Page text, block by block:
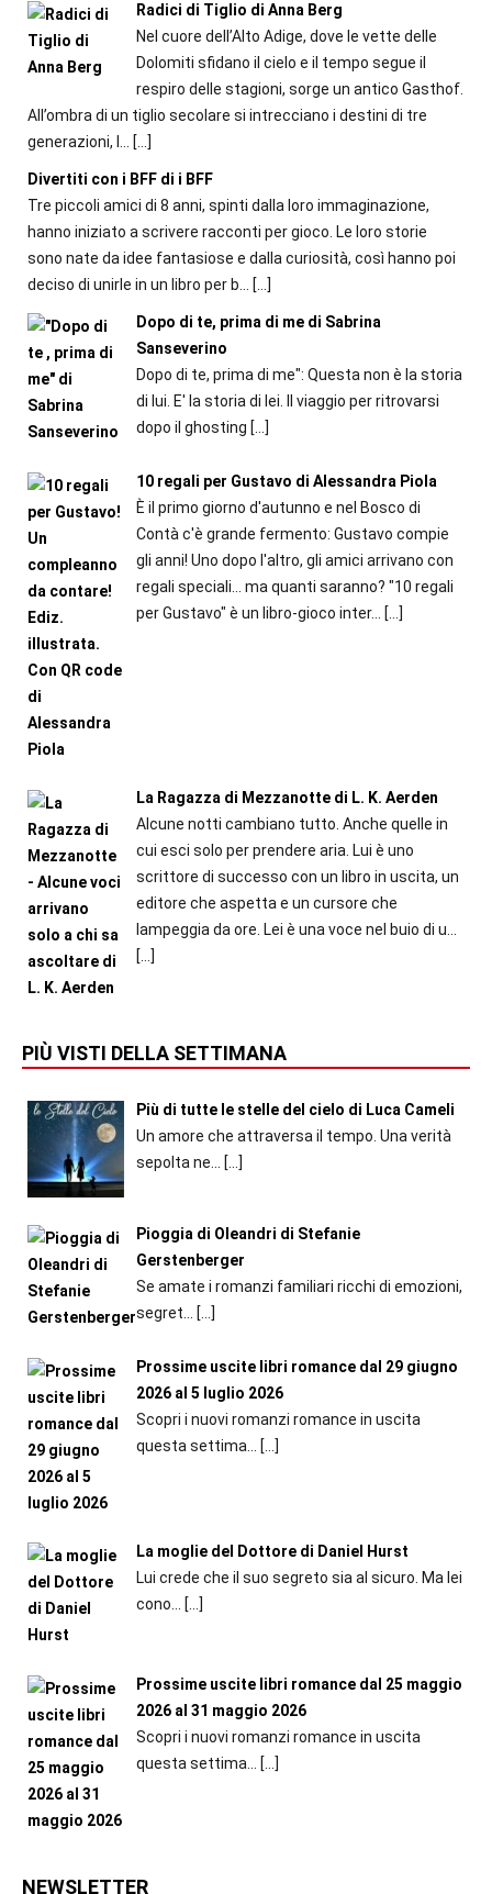
Radici di Tiglio di Anna Berg
Nel cuore dell’Alto Adige, dove le vette delle
Dolomiti sfidano il cielo e il tempo segue il
respiro delle stagioni, sorge un antico Gasthof.
All’ombra di un tiglio secolare si intrecciano i destini di tre
generazioni, l...
[…]
Divertiti con i BFF di i BFF
Tre piccoli amici di 8 anni, spinti dalla loro immaginazione,
hanno iniziato a scrivere racconti per gioco. Le loro storie
sono nate da idee fantasiose e dalla curiosità, così hanno poi
deciso di unirle in un libro per b...
[…]
Dopo di te, prima di me di Sabrina
Sanseverino
Dopo di te, prima di me": Questa non è la storia
di lui. E' la storia di lei. Il viaggio per ritrovarsi
dopo il ghosting […]
10 regali per Gustavo di Alessandra Piola
È il primo giorno d'autunno e nel Bosco di
Contà c'è grande fermento: Gustavo compie
gli anni! Uno dopo l'altro, gli amici arrivano con
regali speciali... ma quanti saranno? "10 regali
per Gustavo" è un libro-gioco inter...
[…]
La Ragazza di Mezzanotte di L. K. Aerden
Alcune notti cambiano tutto. Anche quelle in
cui esci solo per prendere aria. Lui è uno
scrittore di successo con un libro in uscita, un
editore che aspetta e un cursore che
lampeggia da ore. Lei è una voce nel buio di u...
[…]
PIÙ VISTI DELLA SETTIMANA
Più di tutte le stelle del cielo di Luca Cameli
Un amore che attraversa il tempo. Una verità
sepolta ne...
[…]
Pioggia di Oleandri di Stefanie
Gerstenberger
Se amate i romanzi familiari ricchi di emozioni,
segret...
[…]
Prossime uscite libri romance dal 29 giugno
2026 al 5 luglio 2026
Scopri i nuovi romanzi romance in uscita
questa settima...
[…]
La moglie del Dottore di Daniel Hurst
Lui crede che il suo segreto sia al sicuro. Ma lei
cono... […]
Prossime uscite libri romance dal 25 maggio
2026 al 31 maggio 2026
Scopri i nuovi romanzi romance in uscita
questa settima...
[…]
NEWSLETTER